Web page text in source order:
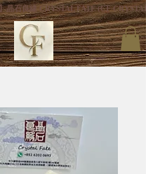
晶石良緣 CRYSTAL FATE (CF